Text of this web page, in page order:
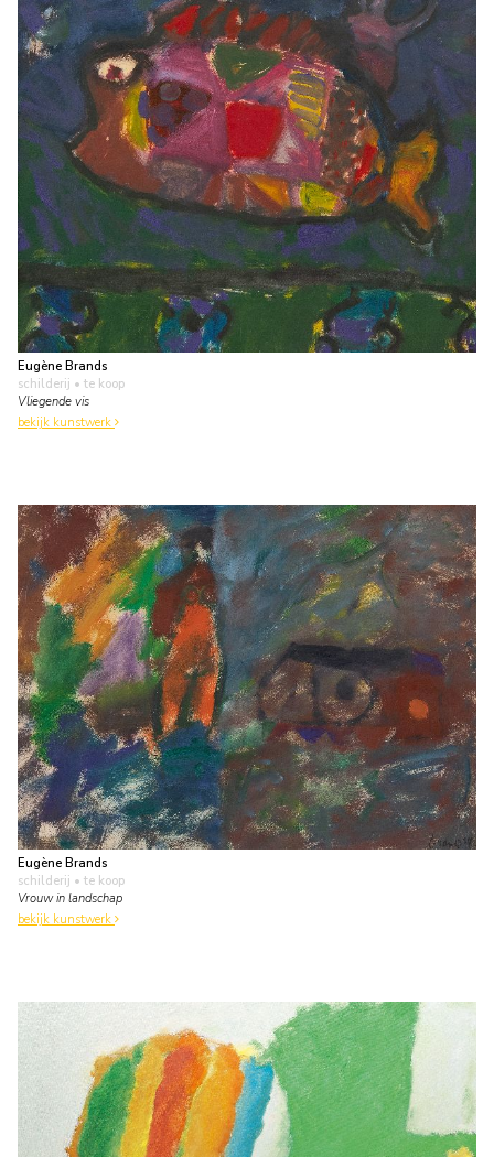
Eugène Brands
schilderij • te koop
Vliegende vis
bekijk kunstwerk
Eugène Brands
schilderij • te koop
Vrouw in landschap
bekijk kunstwerk